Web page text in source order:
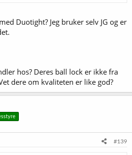
Duotight? Jeg bruker selv JG og er
hos? Deres ball lock er ikke fra
dere om kvaliteten er like god?
#139